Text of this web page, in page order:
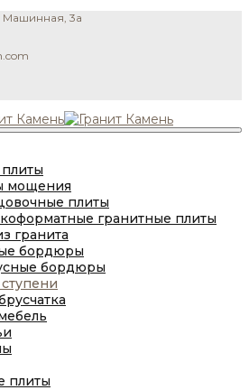
Машинная, 3а
мощения
плиты
гранитные плиты
гранита
бордюры
бордюры
плиты